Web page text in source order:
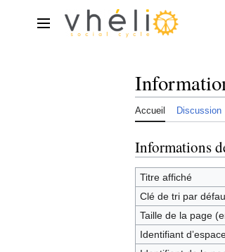
contenu Menu principal
Accueil Discussion
Informations
Titre affiché
Clé de tri par
Taille de la page
Identifiant